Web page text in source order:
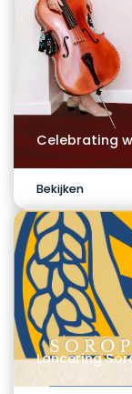
Celebrating
Bekijken
Lancering